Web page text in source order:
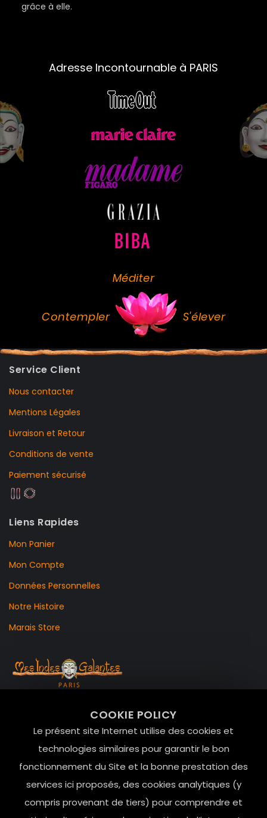
COOKIE POLICY
Le présent site Internet utilise des cookies et
technologies similaires pour garantir le bon
fonctionnement du Site et la bonne prestation des
services ici proposés, des cookies analytiques (y
compris provenant de tiers) pour comprendre et
grâce à elle.
Adresse Incontournable à PARIS
Méditer
Contempler S'élever
Service Client
Nous contacter
Mentions Légales
Livraison et Retour
Conditions de vente
Paiement sécurisé
Liens Rapides
Mon Panier
Mon Compte
Données Personnelles
Notre Histoire
Marais Store
Le Marais, 75004 Paris
contact@mesindesgalantes.com
01.42.72.42.51